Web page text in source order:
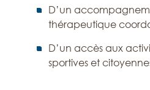
D’un
thérapeutique
D’un accès aux
sportives et